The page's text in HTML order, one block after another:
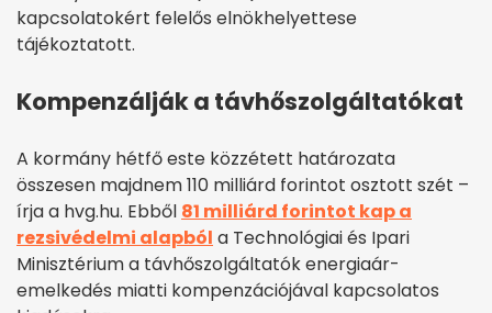
kapcsolatokért felelős elnökhelyettese
tájékoztatott.
Kompenzálják a távhőszolgáltatókat
A kormány hétfő este közzétett határozata
összesen majdnem 110 milliárd forintot osztott szét –
írja a hvg.hu. Ebből 81 milliárd forintot kap a
rezsivédelmi alapból a Technológiai és Ipari
Minisztérium a távhőszolgáltatók energiaár-
emelkedés miatti kompenzációjával kapcsolatos